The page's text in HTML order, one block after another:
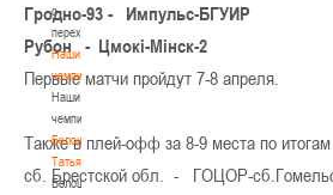
о
переходах
Наши
чемпионы
Наши
чемпионы
Белошапко
Татьяна
Белошапко
Гродно-93 - Импульс-БГУИР
Рубон - Цмокi-Мiнск-2
Первые матчи пройдут 7-8 апреля.
Также в плей-офф за 8-9 места по итогам
сб. Брестской обл. - ГОЦОР-